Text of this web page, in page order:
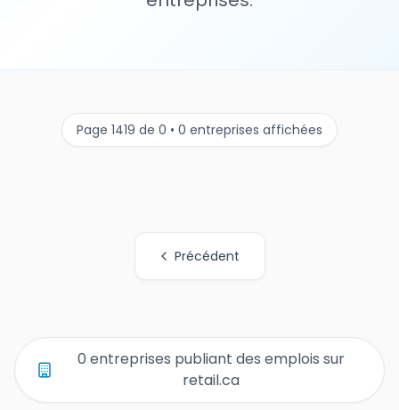
Page 1419 de 0 • 0 entreprises affichées
Précédent
0 entreprises publiant des emplois sur
retail.ca